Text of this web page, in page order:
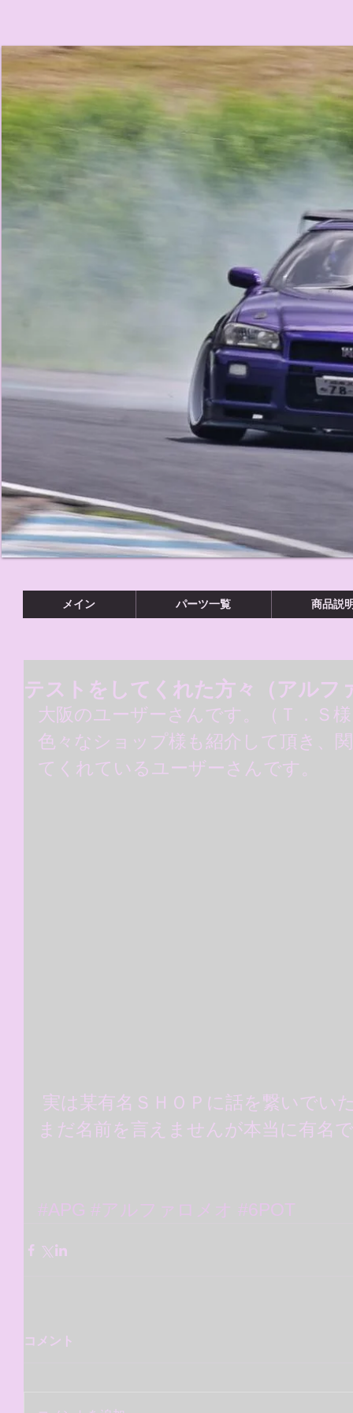
メイン パーツ一覧 商品説
テストをしてくれた方々（アルフ
大阪のユーザーさんです。（Ｔ．Ｓ
色々なショップ様も紹介して頂き、
てくれているユーザーさんです。
実は某有名ＳＨＯＰに話を繋いでい
まだ名前を言えませんが本当に有名
#APG #アルファロメオ #6POT
コメント